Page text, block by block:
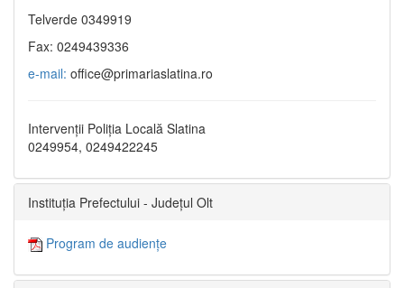
Telverde 0349919
Fax: 0249439336
e-mail: office@primariaslatina.ro
Intervenții Poliția Locală Slatina
0249954, 0249422245
Instituția Prefectului - Județul Olt
Program de audiențe